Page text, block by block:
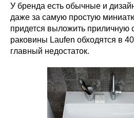
У бренда есть обычные и
даже за самую простую
придется выложить приличную
раковины Laufen обходятся в
главный недостаток.